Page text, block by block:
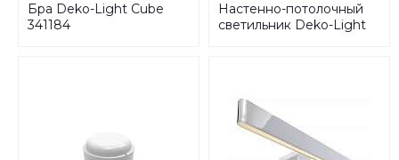
Бра Deko-Light Cube
341184
Настенно-потолочный
светильник Deko-Light